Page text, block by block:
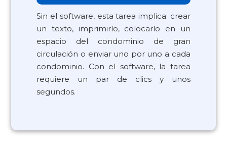
Sin el software, esta tarea implica: crear
un texto, imprimirlo, colocarlo en un
espacio del condominio de gran
circulación o enviar uno por uno a cada
condominio. Con el software, la tarea
requiere un par de clics y unos
segundos.